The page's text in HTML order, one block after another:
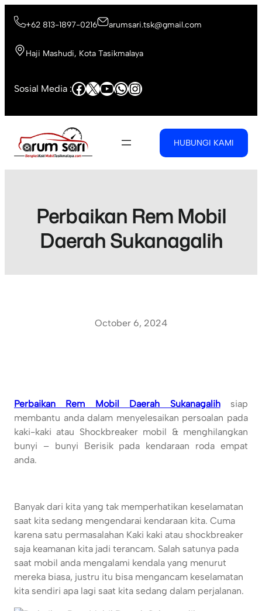
+62 813-1897-0216 arumsari.tsk@gmail.com
Haji Mashudi, Kota Tasikmalaya
Sosial Media :Facebook
X YouTube
WhatsApp
Instagram
HUBUNGI KAMI
Perbaikan Rem Mobil
Daerah Sukanagalih
October 6, 2024
Perbaikan Rem Mobil Daerah Sukanagalihsiap
membantu anda dalam menyelesaikan persoalan pada
kaki-kaki atau Shockbreaker mobil & menghilangkan
bunyi – bunyi Berisik pada kendaraan roda empat
anda.
Banyak dari kita yang tak memperhatikan keselamatan
saat kita sedang mengendarai kendaraan kita. Cuma
karena satu permasalahan Kaki kaki atau shockbreaker
saja keamanan kita jadi terancam. Salah satunya pada
saat mobil anda mengalami kendala yang menurut
mereka biasa, justru itu bisa mengancam keselamatan
kita sendiri apa lagi saat kita sedang dalam perjalanan.